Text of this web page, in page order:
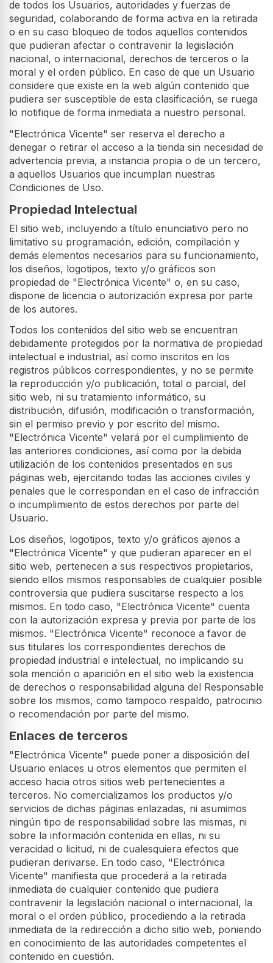
de todos los Usuarios, autoridades y fuerzas de
seguridad, colaborando de forma activa en la retirada
o en su caso bloqueo de todos aquellos contenidos
que pudieran afectar o contravenir la legislación
nacional, o internacional, derechos de terceros o la
moral y el orden público. En caso de que un Usuario
considere que existe en la web algún contenido que
pudiera ser susceptible de esta clasificación, se ruega
lo notifique de forma inmediata a nuestro personal.
"Electrónica Vicente" ser reserva el derecho a
denegar o retirar el acceso a la tienda sin necesidad de
advertencia previa, a instancia propia o de un tercero,
a aquellos Usuarios que incumplan nuestras
Condiciones de Uso.
Propiedad Intelectual
El sitio web, incluyendo a título enunciativo pero no
limitativo su programación, edición, compilación y
demás elementos necesarios para su funcionamiento,
los diseños, logotipos, texto y/o gráficos son
propiedad de "Electrónica Vicente" o, en su caso,
dispone de licencia o autorización expresa por parte
de los autores.
Todos los contenidos del sitio web se encuentran
debidamente protegidos por la normativa de propiedad
intelectual e industrial, así como inscritos en los
registros públicos correspondientes, y no se permite
la reproducción y/o publicación, total o parcial, del
sitio web, ni su tratamiento informático, su
distribución, difusión, modificación o transformación,
sin el permiso previo y por escrito del mismo.
"Electrónica Vicente" velará por el cumplimiento de
las anteriores condiciones, así como por la debida
utilización de los contenidos presentados en sus
páginas web, ejercitando todas las acciones civiles y
penales que le correspondan en el caso de infracción
o incumplimiento de estos derechos por parte del
Usuario.
Los diseños, logotipos, texto y/o gráficos ajenos a
"Electrónica Vicente" y que pudieran aparecer en el
sitio web, pertenecen a sus respectivos propietarios,
siendo ellos mismos responsables de cualquier posible
controversia que pudiera suscitarse respecto a los
mismos. En todo caso, "Electrónica Vicente" cuenta
con la autorización expresa y previa por parte de los
mismos. "Electrónica Vicente" reconoce a favor de
sus titulares los correspondientes derechos de
propiedad industrial e intelectual, no implicando su
sola mención o aparición en el sitio web la existencia
de derechos o responsabilidad alguna del Responsable
sobre los mismos, como tampoco respaldo, patrocinio
o recomendación por parte del mismo.
Enlaces de terceros
"Electrónica Vicente" puede poner a disposición del
Usuario enlaces u otros elementos que permiten el
acceso hacia otros sitios web pertenecientes a
terceros. No comercializamos los productos y/o
servicios de dichas páginas enlazadas, ni asumimos
ningún tipo de responsabilidad sobre las mismas, ni
sobre la información contenida en ellas, ni su
veracidad o licitud, ni de cualesquiera efectos que
pudieran derivarse. En todo caso, "Electrónica
Vicente" manifiesta que procederá a la retirada
inmediata de cualquier contenido que pudiera
contravenir la legislación nacional o internacional, la
moral o el orden público, procediendo a la retirada
inmediata de la redirección a dicho sitio web, poniendo
en conocimiento de las autoridades competentes el
contenido en cuestión.